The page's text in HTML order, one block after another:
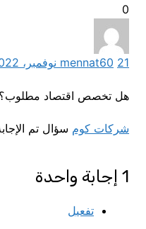
0
mennat60 21 نوفمبر، 2022
هل تخصص اقتصاد مطلوب؟
شركات كوم سؤال تم
1إجابة واحدة
تفعيل